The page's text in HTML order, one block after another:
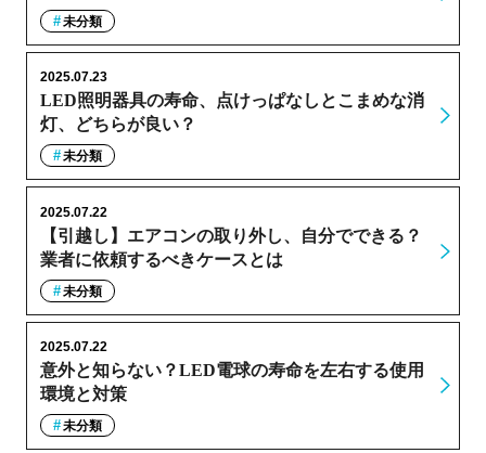
未分類
LED照明器具の寿命、点けっぱなしとこまめな消
灯、どちらが良い？
2025.07.23
未分類
【引越し】エアコンの取り外し、自分でできる？
業者に依頼するべきケースとは
2025.07.22
未分類
意外と知らない？LED電球の寿命を左右する使用
環境と対策
2025.07.22
未分類